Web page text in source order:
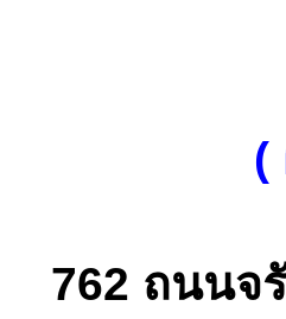
(
762 ถนนจ